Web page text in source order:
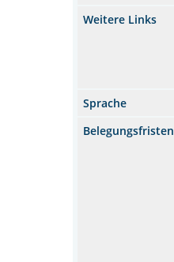
Weitere Links
Sprache
Belegungsfristen